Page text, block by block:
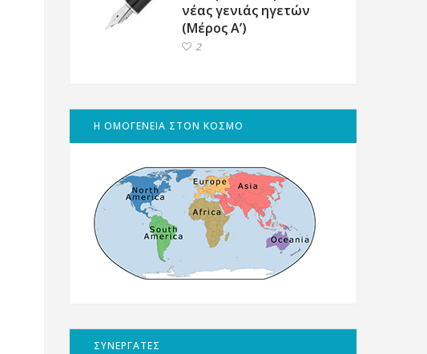
νέας γενιάς ηγετών
(Μέρος Α’)
2
Η ΟΜΟΓΕΝΕΙΑ ΣΤΟΝ ΚΟΣΜΟ
ΣΥΝΕΡΓΑΤΕΣ